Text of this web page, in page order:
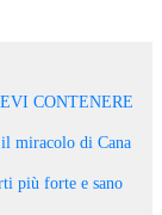
CONTENERE
miracolo di Cana
più forte e sano